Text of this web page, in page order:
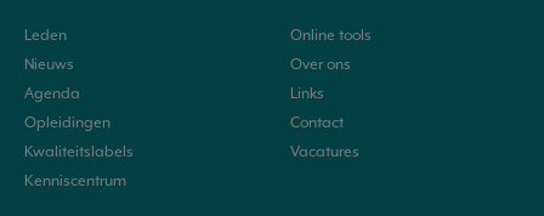
Leden
Nieuws
Agenda
Opleidingen
Kwaliteitslabels
Kenniscentrum
Online tools
Over ons
Links
Contact
Vacatures